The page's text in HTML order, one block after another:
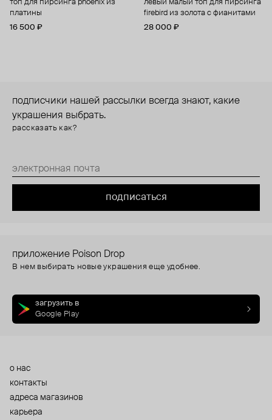
топ для пирсинга phoenix из
платины
16 500 ₽
левый малый топ для пирсинга
firebird из золота с фианитами
28 000 ₽
подписчики нашей рассылки всегда знают, какие
украшения выбрать.
рассказать как?
подписаться
приложение Poison Drop
В нем выбирать новые украшения еще удобнее.
загрузить в
Google Play
о нас
контакты
адреса магазинов
карьера